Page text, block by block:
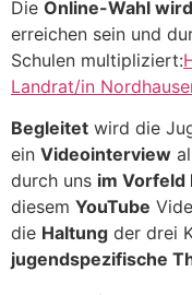
Die Online-Wahl
erreichen sein und
Schulen multipliziert:
Landrat/in
Begleitet wird die
ein Videointerview
durch uns im Vorfeld
diesem YouTube
die Haltung der drei
jugendspezifische